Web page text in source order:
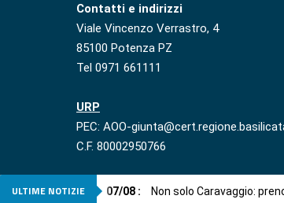
Contatti e indirizzi
Viale Vincenzo Verrastro, 4
85100 Potenza PZ
Tel 0971 661111
URP
PEC: AOO-
C.F. 80002950766
ULTIME NOTIZIE 07/08 : Non solo Caravaggio: